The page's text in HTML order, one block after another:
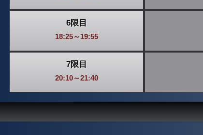
6限目
18:25～19:55
7限目
20:10～21:40